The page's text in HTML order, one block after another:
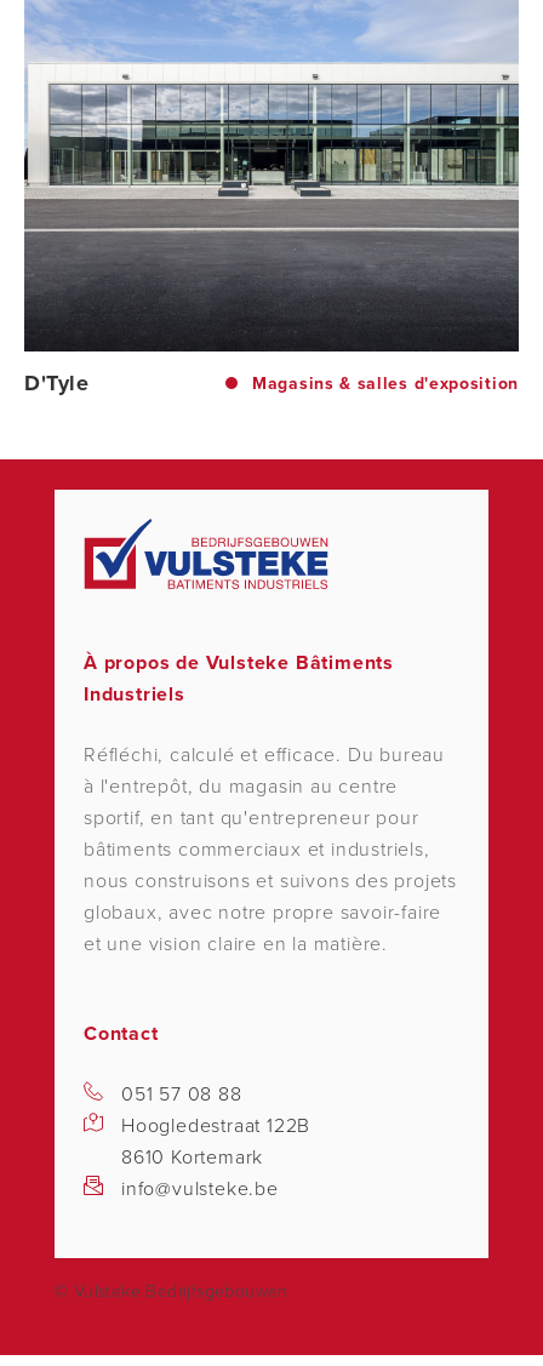
D'Tyle Magasins & salles d'exposition
À propos de Vulsteke Bâtiments
Industriels
Réfléchi, calculé et efficace. Du bureau
à l'entrepôt, du magasin au centre
sportif, en tant qu'entrepreneur pour
bâtiments commerciaux et industriels,
nous construisons et suivons des projets
globaux, avec notre propre savoir-faire
et une vision claire en la matière.
Contact
051 57 08 88
Hoogledestraat 122B
8610 Kortemark
info@vulsteke.be
© Vulsteke Bedrijfsgebouwen